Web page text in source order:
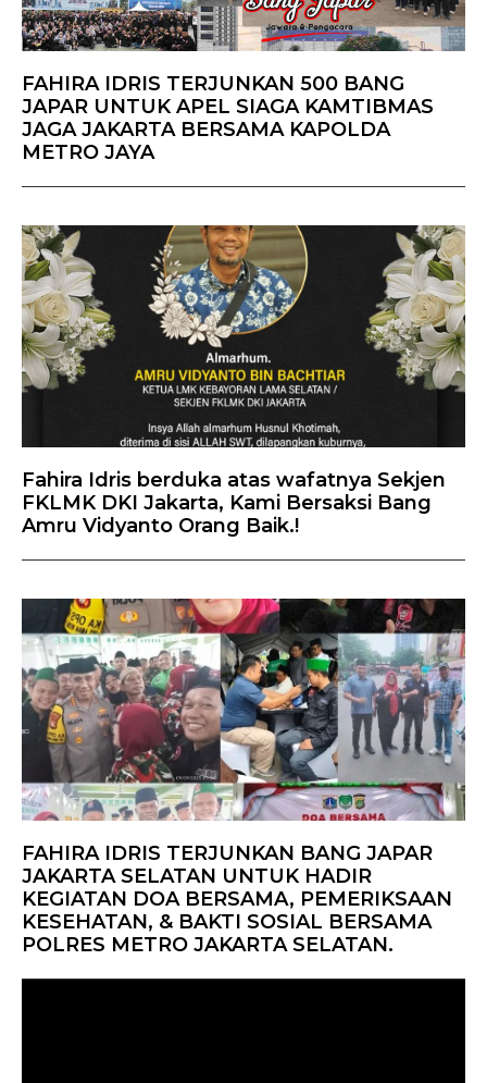
FAHIRA IDRIS TERJUNKAN 500 BANG
JAPAR UNTUK APEL SIAGA KAMTIBMAS
JAGA JAKARTA BERSAMA KAPOLDA
METRO JAYA
Fahira Idris berduka atas wafatnya Sekjen
FKLMK DKI Jakarta, Kami Bersaksi Bang
Amru Vidyanto Orang Baik.!
FAHIRA IDRIS TERJUNKAN BANG JAPAR
JAKARTA SELATAN UNTUK HADIR
KEGIATAN DOA BERSAMA, PEMERIKSAAN
KESEHATAN, & BAKTI SOSIAL BERSAMA
POLRES METRO JAKARTA SELATAN.